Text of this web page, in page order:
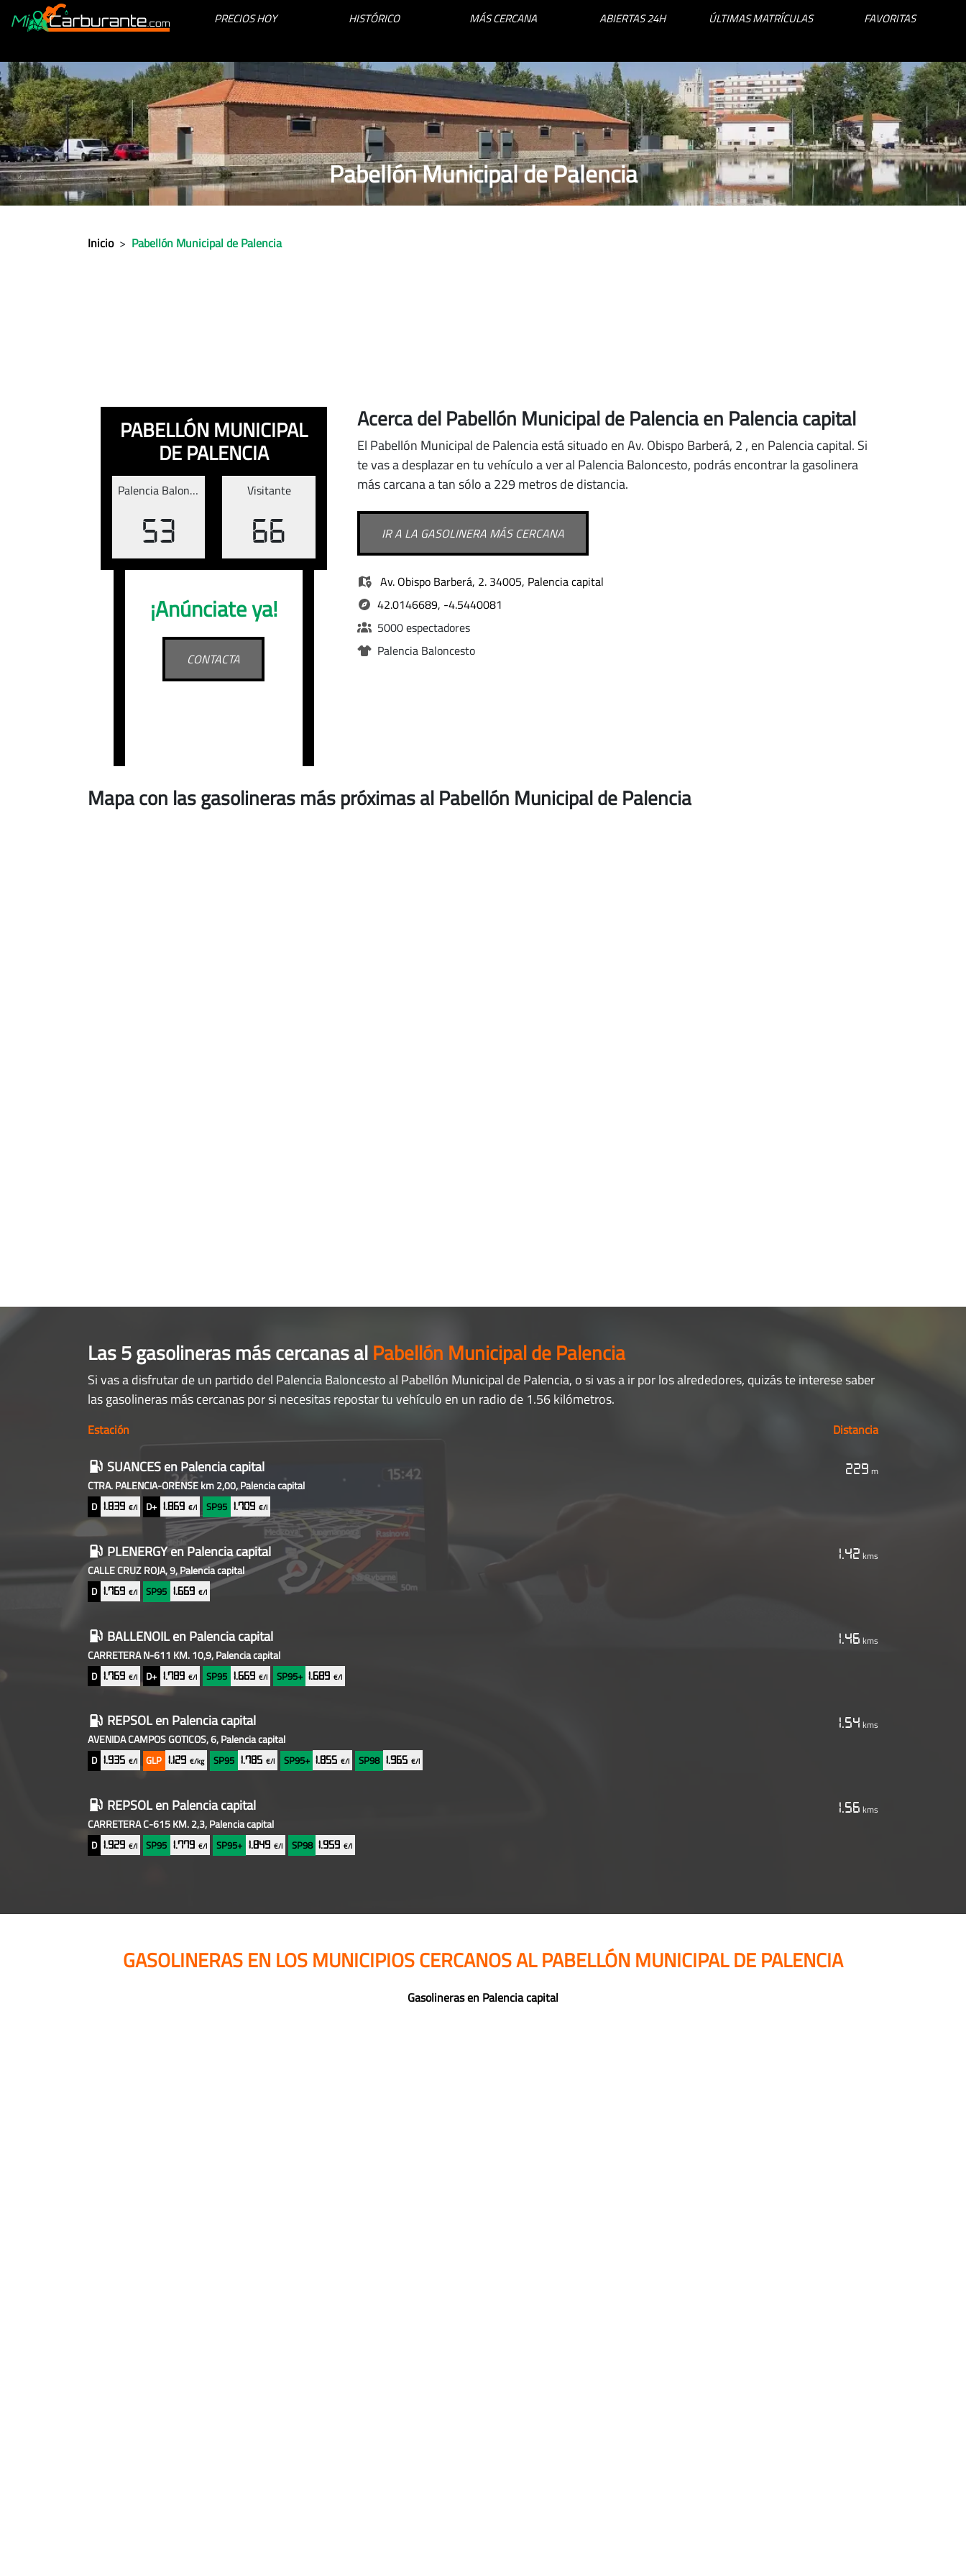
PRECIOS HOY HISTÓRICO MÁS CERCANA ABIERTAS 24H ÚLTIMAS MATRÍCULAS FAVORITAS
Pabellón Municipal de Palencia
Inicio > Pabellón Municipal de Palencia
PABELLÓN MUNICIPAL
DE PALENCIA
Palencia Baloncesto
53
Visitante
66
¡Anúnciate ya!
CONTACTA
Acerca del Pabellón Municipal de Palencia en Palencia capital
El Pabellón Municipal de Palencia está situado en Av. Obispo Barberá, 2 , en Palencia capital. Si
te vas a desplazar en tu vehículo a ver al Palencia Baloncesto, podrás encontrar la gasolinera
más carcana a tan sólo a 229 metros de distancia.
IR A LA GASOLINERA MÁS CERCANA
Av. Obispo Barberá, 2. 34005, Palencia capital
42.0146689, -4.5440081
5000 espectadores
Palencia Baloncesto
Mapa con las gasolineras más próximas al Pabellón Municipal de Palencia
Las 5 gasolineras más cercanas alPabellón Municipal de Palencia
Si vas a disfrutar de un partido del Palencia Baloncesto al Pabellón Municipal de Palencia, o si vas a ir por los alrededores, quizás te interese saber
las gasolineras más cercanas por si necesitas repostar tu vehículo en un radio de 1.56 kilómetros.
Gasolineras
baratas
cercanas
Estación Distancia
SUANCESen Palencia capital
CTRA. PALENCIA-ORENSE km 2,00, Palencia capital
D 1.839 €/l D+ 1.869€/l SP95 1.709 €/l
229 m
PLENERGYen Palencia capital
CALLE CRUZ ROJA, 9, Palencia capital
D 1.769 €/l SP95 1.669€/l
1.42 kms
BALLENOILen Palencia capital
CARRETERA N-611 KM. 10,9, Palencia capital
D 1.769 €/l D+ 1.789€/l SP95 1.669 €/l SP95+ 1.689€/l
1.46 kms
REPSOLen Palencia capital
AVENIDA CAMPOS GOTICOS, 6, Palencia capital
D 1.935 €/l GLP 1.129€/kg SP95 1.785 €/l SP95+ 1.855€/l SP98 1.965 €/l
1.54 kms
REPSOLen Palencia capital
CARRETERA C-615 KM. 2,3, Palencia capital
D 1.929 €/l SP95 1.779€/l SP95+ 1.849 €/l SP98 1.959€/l
1.56 kms
GASOLINERAS EN LOS MUNICIPIOS CERCANOS AL PABELLÓN MUNICIPAL DE PALENCIA
Gasolineras en Palencia capital